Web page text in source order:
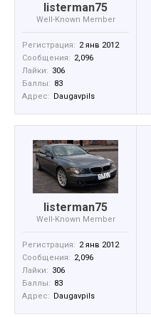
listerman75
Well-Known Member
Регистрация: 2 янв 2012
Сообщения: 2,096
Лайки: 306
Баллы: 83
Адрес: Daugavpils
listerman75
Well-Known Member
Регистрация: 2 янв 2012
Сообщения: 2,096
Лайки: 306
Баллы: 83
Адрес: Daugavpils